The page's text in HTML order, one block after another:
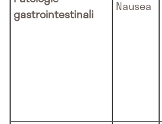
gastrointestinali
Nausea